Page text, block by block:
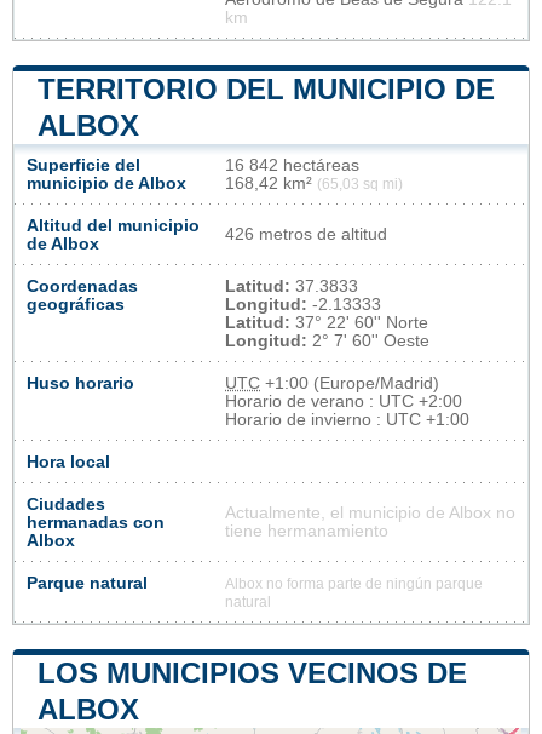
km
TERRITORIO DEL MUNICIPIO DE
ALBOX
Superficie del
municipio de Albox
16 842 hectáreas
168,42 km² (65,03 sq mi)
Altitud del municipio
de Albox
426 metros de altitud
Coordenadas
geográficas
Latitud: 37.3833
Longitud: -2.13333
Latitud: 37° 22' 60'' Norte
Longitud: 2° 7' 60'' Oeste
Huso horario UTC +1:00 (Europe/Madrid)
Horario de verano : UTC +2:00
Horario de invierno : UTC +1:00
Hora local
Ciudades
hermanadas con
Albox
Actualmente, el municipio de Albox no
tiene hermanamiento
Parque natural
Albox no forma parte de ningún parque
natural
LOS MUNICIPIOS VECINOS DE
ALBOX